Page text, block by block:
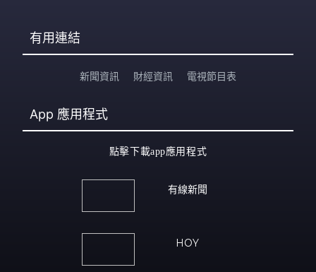
有用連結
新聞資訊 財經資訊 電視節目表
App 應用程式
點擊下載app應用程式
有線新聞
HOY